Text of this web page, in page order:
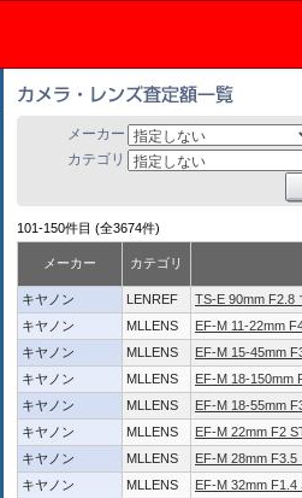
メーカー
カテゴリ
101-150件目 (全3674件)
メーカー カテゴリ
キヤノン LENREF
TS-E 90mm F2.8
キヤノン
MLLENS
EF-M 11-22mm
キヤノン
MLLENS
EF-M 15-45mm
キヤノン
MLLENS
EF-M 18-150mm
キヤノン
MLLENS
EF-M 18-55mm
キヤノン
MLLENS
EF-M 22mm F2
キヤノン
MLLENS
EF-M 28mm F3.5
キヤノン
MLLENS
EF-M 32mm F1.4